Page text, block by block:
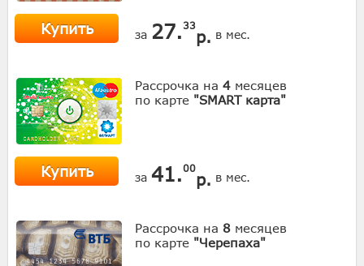
Купить за 27. 33
р. в мес.
Рассрочка на 4 месяцев
по карте "SMART карта"
Купить за 41.00
р. в мес.
Рассрочка на 8 месяцев
по карте "Черепаха"